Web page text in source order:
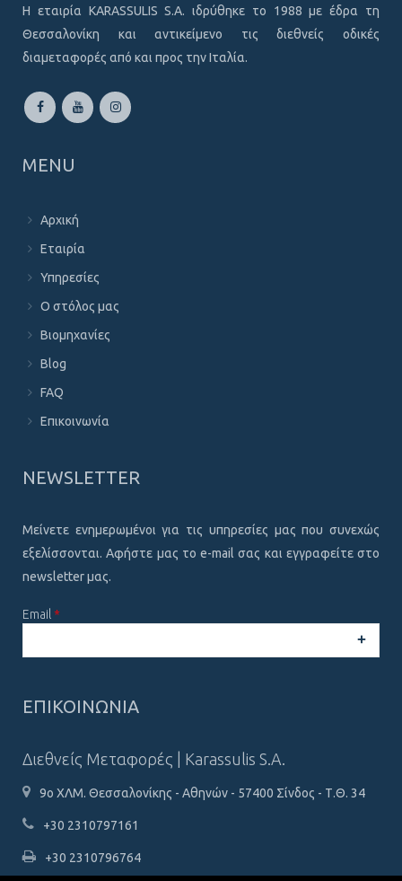
Η εταιρία KARASSULIS S.A. ιδρύθηκε το 1988 με έδρα τη
Θεσσαλονίκη και αντικείμενο τις διεθνείς οδικές
διαμεταφορές από και προς την Ιταλία.
MENU
Αρχική
Εταιρία
Υπηρεσίες
Ο στόλος μας
Βιομηχανίες
Blog
FAQ
Επικοινωνία
NEWSLETTER
Μείνετε ενημερωμένοι για τις υπηρεσίες μας που συνεχώς
εξελίσσονται. Αφήστε μας το e-mail σας και εγγραφείτε στο
newsletter μας.
Email *
question is
not you are a
visitor and to
prevent
automated
spam
submissions.
ΕΠΙΚΟΙΝΩΝΙΑ
Διεθνείς Μεταφορές | Karassulis S.A.
9ο ΧΛΜ. Θεσσαλονίκης - Αθηνών - 57400 Σίνδος - Τ.Θ. 34
+30 2310797161
+30 2310796764